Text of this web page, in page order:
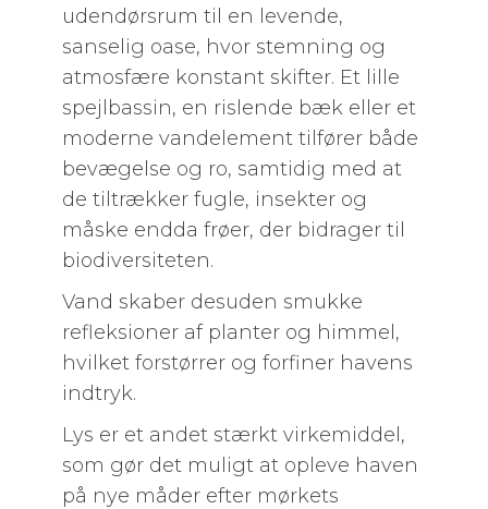
udendørsrum til en levende,
sanselig oase, hvor stemning og
atmosfære konstant skifter. Et lille
spejlbassin, en rislende bæk eller et
moderne vandelement tilfører både
bevægelse og ro, samtidig med at
de tiltrækker fugle, insekter og
måske endda frøer, der bidrager til
biodiversiteten.
Vand skaber desuden smukke
refleksioner af planter og himmel,
hvilket forstørrer og forfiner havens
indtryk.
Lys er et andet stærkt virkemiddel,
som gør det muligt at opleve haven
på nye måder efter mørkets